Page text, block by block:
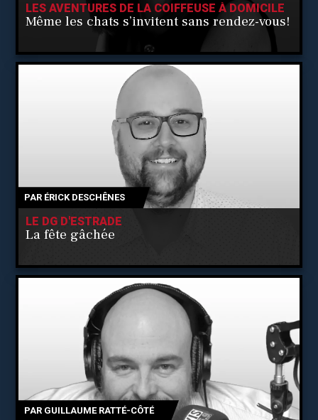
LES AVENTURES DE LA COIFFEUSE À DOMICILE
Même les chats s’invitent sans rendez-vous!
PAR ÉRICK DESCHÊNES
LE DG D'ESTRADE
La fête gâchée
PAR GUILLAUME RATTÉ-CÔTÉ